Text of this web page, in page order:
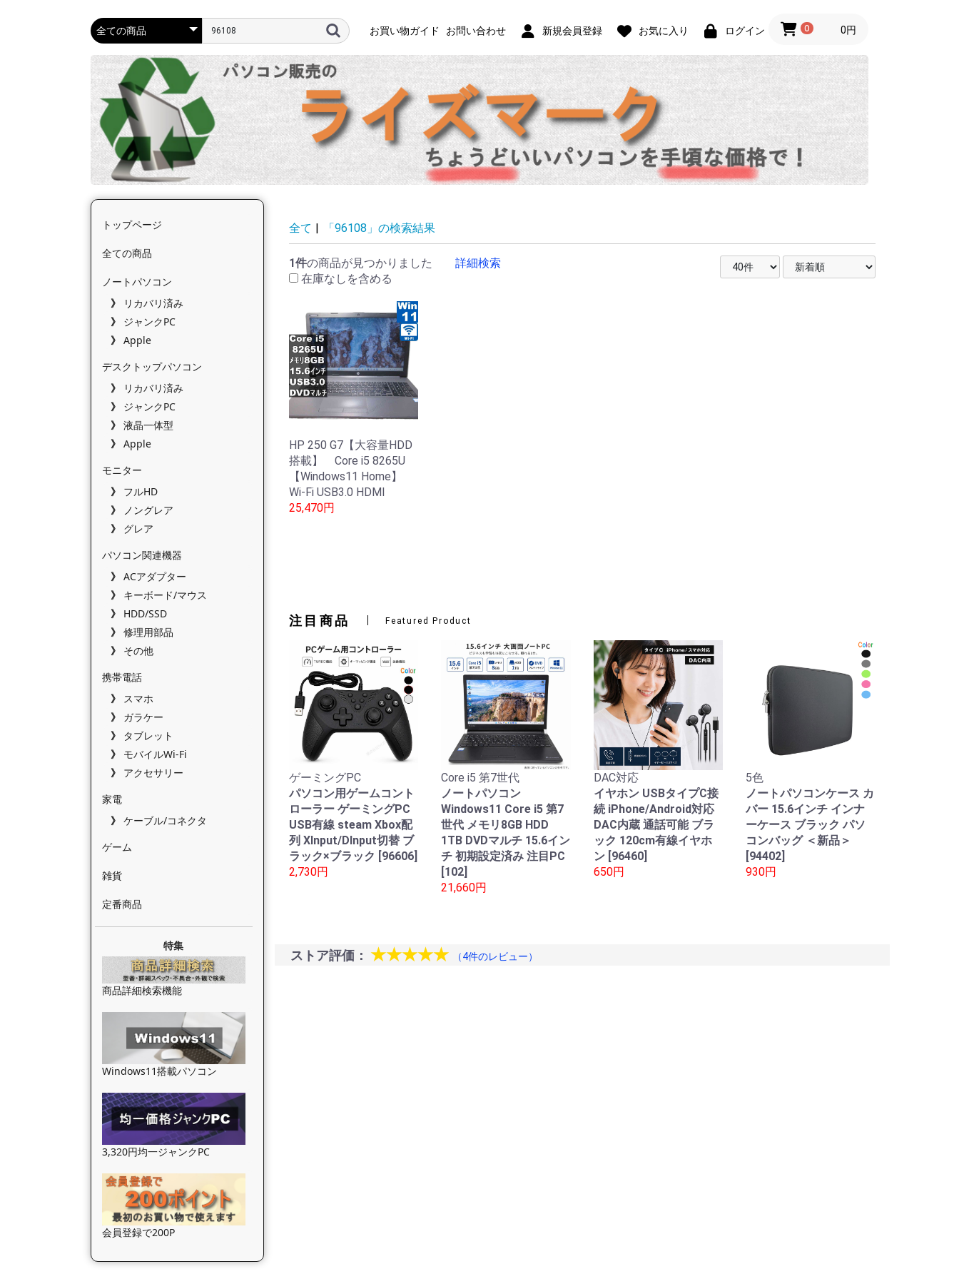
お買い物ガイド お問い合わせ 新規会員登録 お気に入り ログイン 0 0円
トップページ
全ての商品
ノートパソコン
リカバリ済み
ジャンクPC
Apple
デスクトップパソコン
リカバリ済み
ジャンクPC
液晶一体型
Apple
モニター
フルHD
ノングレア
グレア
パソコン関連機器
ACアダプター
キーボード/マウス
HDD/SSD
修理用部品
その他
携帯電話
スマホ
ガラケー
タブレット
モバイルWi-Fi
アクセサリー
家電
ケーブル/コネクタ
ゲーム
雑貨
定番商品
特集
商品詳細検索機能
Windows11搭載パソコン
3,320円均一ジャンクPC
会員登録で200P
全て | 「96108」の検索結果
1件の商品が見つかりました
詳細検索
在庫なしを含める
HP 250 G7【大容量HDD
搭載】 Core i5 8265U
【Windows11 Home】
Wi-Fi USB3.0 HDMI
25,470円
注目商品 Featured Product
ゲーミングPC
パソコン用ゲームコント
ローラー ゲーミングPC
USB有線 steam Xbox配
列 XInput/DInput切替 ブ
ラック×ブラック [96606]
2,730円
Core i5 第7世代
ノートパソコン
Windows11 Core i5 第7
世代 メモリ8GB HDD
1TB DVDマルチ 15.6イン
チ 初期設定済み 注目PC
[102]
21,660円
DAC対応
イヤホン USBタイプC接
続 iPhone/Android対応
DAC内蔵 通話可能 ブラ
ック 120cm有線イヤホ
ン [96460]
650円
5色
ノートパソコンケース カ
バー 15.6インチ インナ
ーケース ブラック パソ
コンバッグ ＜新品＞
[94402]
930円
ストア評価： ★★★★★ （4件のレビュー）